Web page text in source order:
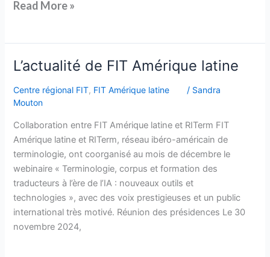
Read More »
L’actualité de FIT Amérique latine
Centre régional FIT, FIT Amérique latine / Sandra
Mouton
Collaboration entre FIT Amérique latine et RITerm FIT
Amérique latine et RITerm, réseau ibéro-américain de
terminologie, ont coorganisé au mois de décembre le
webinaire « Terminologie, corpus et formation des
traducteurs à l’ère de l’IA : nouveaux outils et
technologies », avec des voix prestigieuses et un public
international très motivé. Réunion des présidences Le 30
novembre 2024,
L’actualité
FIT
Amérique
latine